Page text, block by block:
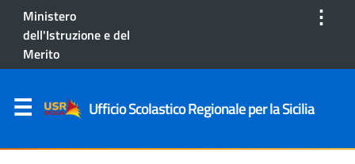
Ministero
dell'Istruzione e del
Merito
⋮
Ufficio Scolastico Regionale per la Sicilia